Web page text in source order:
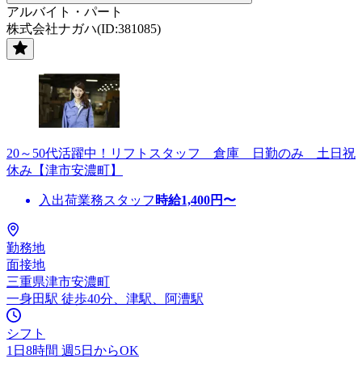
アルバイト・パート
株式会社ナガハ(ID:381085)
20～50代活躍中！リフトスタッフ 倉庫 日勤のみ 土日祝
休み【津市安濃町】
入出荷業務スタッフ 時給1,400円〜
勤務地
面接地
三重県津市安濃町
一身田駅 徒歩40分、津駅、阿漕駅
シフト
1日8時間 週5日からOK